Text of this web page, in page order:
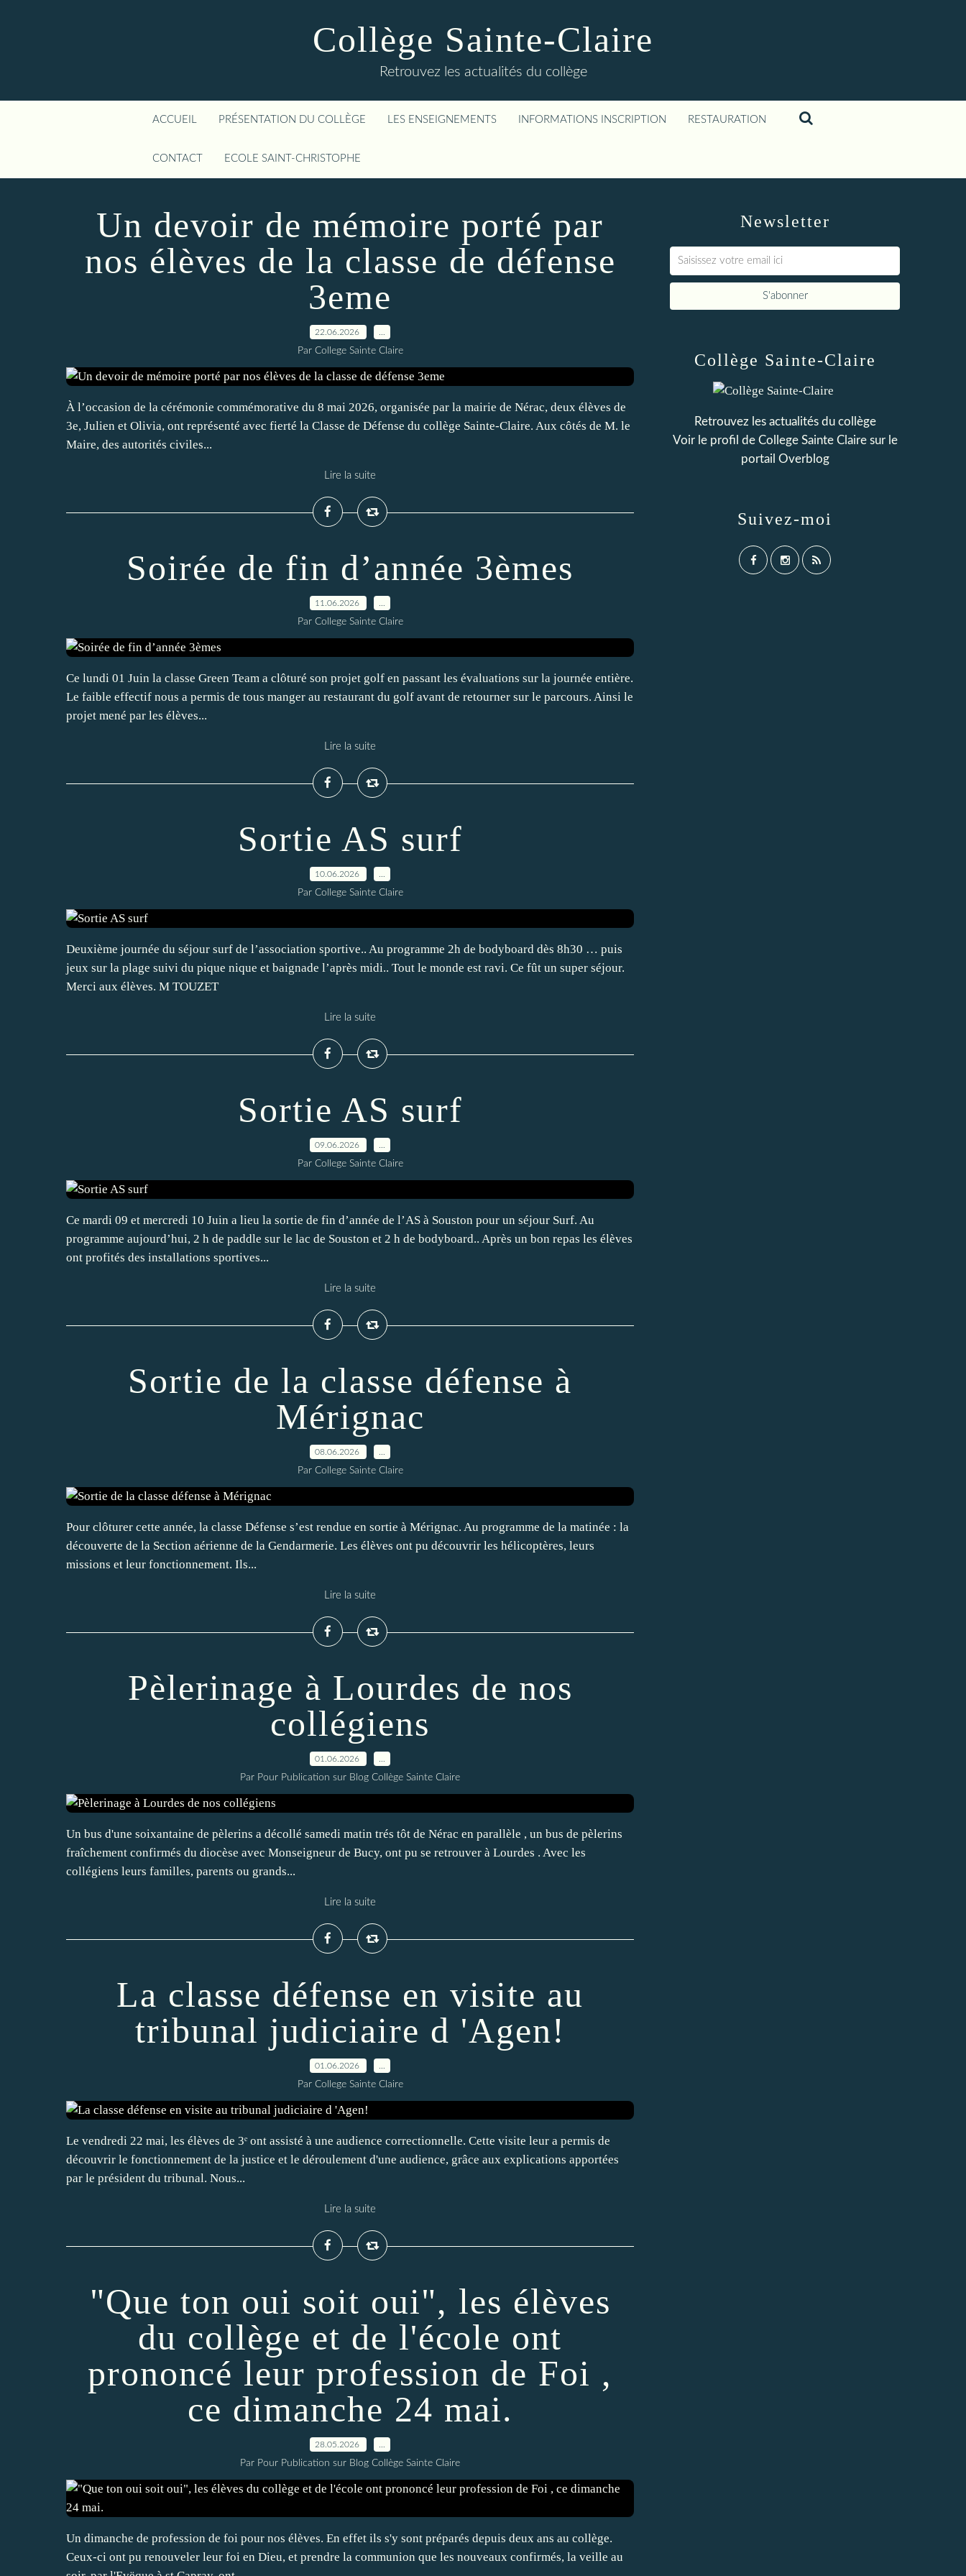
Collège Sainte-Claire
Retrouvez les actualités du collège
ACCUEIL PRÉSENTATION DU COLLÈGE LES ENSEIGNEMENTS INFORMATIONS INSCRIPTION RESTAURATION
CONTACT ECOLE SAINT-CHRISTOPHE
Un devoir de mémoire porté par
nos élèves de la classe de défense
3eme
22.06.2026
Par College Sainte Claire
À l’occasion de la cérémonie commémorative du 8 mai 2026, organisée par la mairie de Nérac, deux élèves de
3e, Julien et Olivia, ont représenté avec fierté la Classe de Défense du collège Sainte-Claire. Aux côtés de M. le
Maire, des autorités civiles...
Lire la suite
Soirée de fin d’année 3èmes
11.06.2026
Par College Sainte Claire
Ce lundi 01 Juin la classe Green Team a clôturé son projet golf en passant les évaluations sur la journée entière.
Le faible effectif nous a permis de tous manger au restaurant du golf avant de retourner sur le parcours. Ainsi le
projet mené par les élèves...
Lire la suite
Sortie AS surf
10.06.2026
Par College Sainte Claire
Deuxième journée du séjour surf de l’association sportive.. Au programme 2h de bodyboard dès 8h30 … puis
jeux sur la plage suivi du pique nique et baignade l’après midi.. Tout le monde est ravi. Ce fût un super séjour.
Merci aux élèves. M TOUZET
Lire la suite
Sortie AS surf
09.06.2026
Par College Sainte Claire
Ce mardi 09 et mercredi 10 Juin a lieu la sortie de fin d’année de l’AS à Souston pour un séjour Surf. Au
programme aujourd’hui, 2 h de paddle sur le lac de Souston et 2 h de bodyboard.. Après un bon repas les élèves
ont profités des installations sportives...
Lire la suite
Sortie de la classe défense à
Mérignac
08.06.2026
Par College Sainte Claire
Pour clôturer cette année, la classe Défense s’est rendue en sortie à Mérignac. Au programme de la matinée : la
découverte de la Section aérienne de la Gendarmerie. Les élèves ont pu découvrir les hélicoptères, leurs
missions et leur fonctionnement. Ils...
Lire la suite
Pèlerinage à Lourdes de nos
collégiens
01.06.2026
Par Pour Publication sur Blog Collège Sainte Claire
Un bus d'une soixantaine de pèlerins a décollé samedi matin trés tôt de Nérac en parallèle , un bus de pèlerins
fraîchement confirmés du diocèse avec Monseigneur de Bucy, ont pu se retrouver à Lourdes . Avec les
collégiens leurs familles, parents ou grands...
Lire la suite
La classe défense en visite au
tribunal judiciaire d 'Agen!
01.06.2026
Par College Sainte Claire
Le vendredi 22 mai, les élèves de 3ᵉ ont assisté à une audience correctionnelle. Cette visite leur a permis de
découvrir le fonctionnement de la justice et le déroulement d'une audience, grâce aux explications apportées
par le président du tribunal. Nous...
Lire la suite
"Que ton oui soit oui", les élèves
du collège et de l'école ont
prononcé leur profession de Foi ,
ce dimanche 24 mai.
28.05.2026
Par Pour Publication sur Blog Collège Sainte Claire
Un dimanche de profession de foi pour nos élèves. En effet ils s'y sont préparés depuis deux ans au collège.
Ceux-ci ont pu renouveler leur foi en Dieu, et prendre la communion que les nouveaux confirmés, la veille au
Newsletter
Collège Sainte-Claire
Retrouvez les actualités du collège
Voir le profil de College Sainte Clairesur le
portail Overblog
Suivez-moi